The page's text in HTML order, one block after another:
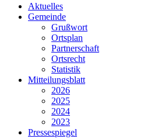
Aktuelles
Gemeinde
Grußwort
Ortsplan
Partnerschaft
Ortsrecht
Statistik
Mitteilungsblatt
2026
2025
2024
2023
Pressespiegel